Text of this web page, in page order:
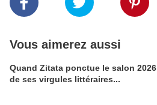
Vous aimerez aussi
Quand Zitata ponctue le salon 2026
de ses virgules littéraires...